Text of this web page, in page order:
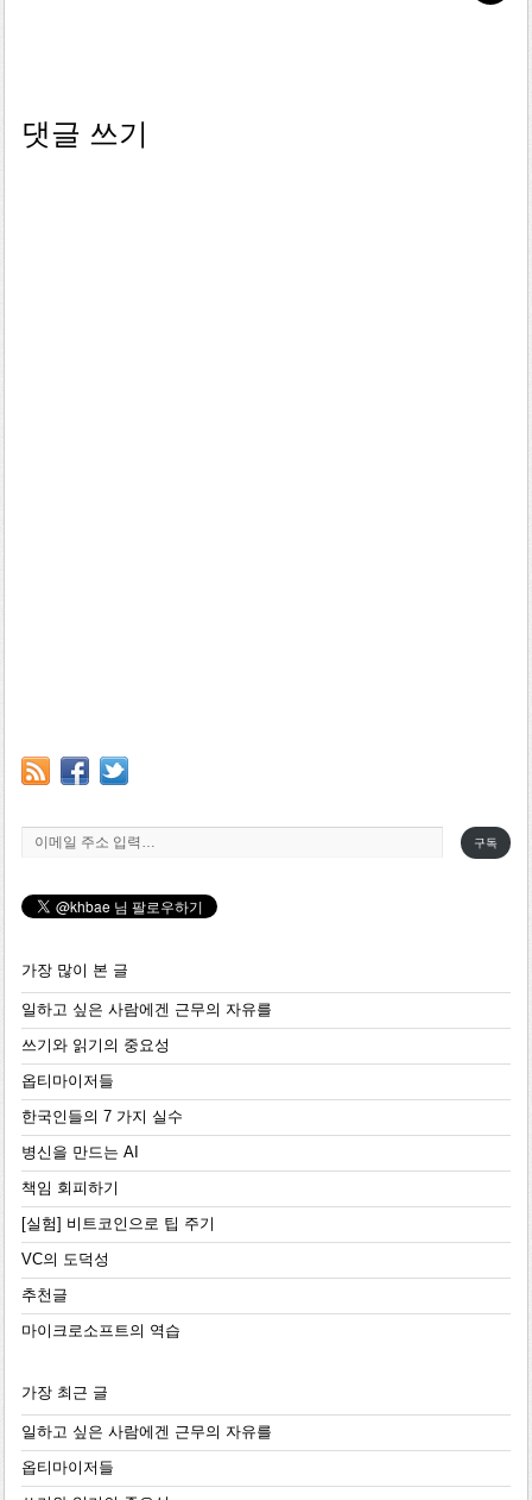
댓글 쓰기
이메일 주소 입력…
구독
가장 많이 본 글
일하고 싶은 사람에겐 근무의 자유를
쓰기와 읽기의 중요성
옵티마이저들
한국인들의 7 가지 실수
병신을 만드는 AI
책임 회피하기
[실험] 비트코인으로 팁 주기
VC의 도덕성
추천글
마이크로소프트의 역습
가장 최근 글
일하고 싶은 사람에겐 근무의 자유를
옵티마이저들